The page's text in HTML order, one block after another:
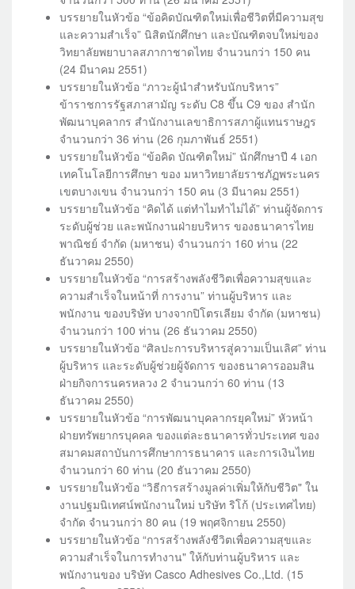
บรรยายในหัวข้อ “ข้อคิดบัณฑิตใหม่เพื่อชีวิตที่มีความสุข
และความสำเร็จ” นิสิตนักศึกษา และบัณฑิตจบใหม่ของ
วิทยาลัยพยาบาลสภากาชาดไทย จำนวนกว่า 150 คน
(24 มีนาคม 2551)
บรรยายในหัวข้อ “ภาวะผู้นำสำหรับนักบริหาร”
ข้าราชการรัฐสภาสามัญ ระดับ C8 ขึ้น C9 ของ สำนัก
พัฒนาบุคลากร สำนักงานเลขาธิการสภาผู้แทนราษฎร
จำนวนกว่า 36 ท่าน (26 กุมภาพันธ์ 2551)
บรรยายในหัวข้อ “ข้อคิด บัณฑิตใหม่” นักศึกษาปี 4 เอก
เทคโนโลยีการศึกษา ของ มหาวิทยาลัยราชภัฏพระนคร
เขตบางเขน จำนวนกว่า 150 คน (3 มีนาคม 2551)
บรรยายในหัวข้อ “คิดได้ แต่ทำไมทำไม่ได้” ท่านผู้จัดการ
ระดับผู้ช่วย และพนักงานฝ่ายบริหาร ของธนาคารไทย
พาณิชย์ จำกัด (มหาชน) จำนวนกว่า 160 ท่าน (22
ธันวาคม 2550)
บรรยายในหัวข้อ “การสร้างพลังชีวิตเพื่อความสุขและ
ความสำเร็จในหน้าที่ การงาน” ท่านผู้บริหาร และ
พนักงาน ของบริษัท บางจากปิโตรเลียม จำกัด (มหาชน)
จำนวนกว่า 100 ท่าน (26 ธันวาคม 2550)
บรรยายในหัวข้อ “ศิลปะการบริหารสู่ความเป็นเลิศ” ท่าน
ผู้บริหาร และระดับผู้ช่วยผู้จัดการ ของธนาคารออมสิน
ฝ่ายกิจการนครหลวง 2 จำนวนกว่า 60 ท่าน (13
ธันวาคม 2550)
บรรยายในหัวข้อ “การพัฒนาบุคลากรยุคใหม่” หัวหน้า
ฝ่ายทรัพยากรบุคคล ของแต่ละธนาคารทั่วประเทศ ของ
สมาคมสถาบันการศึกษาการธนาคาร และการเงินไทย
จำนวนกว่า 60 ท่าน (20 ธันวาคม 2550)
บรรยายในหัวข้อ “วิธีการสร้างมูลค่าเพิ่มให้กับชีวิต" ใน
งานปฐมนิเทศน์พนักงานใหม่ บริษัท ริโก้ (ประเทศไทย)
จำกัด จำนวนกว่า 80 คน (19 พฤศจิกายน 2550)
บรรยายในหัวข้อ “การสร้างพลังชีวิตเพื่อความสุขและ
ความสำเร็จในการทำงาน" ให้กับท่านผู้บริหาร และ
พนักงานของ บริษัท Casco Adhesives Co.,Ltd. (15